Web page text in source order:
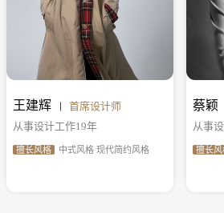
王建辉
首席设计师
从事设计工作19年
擅长风格 中式风格 现代简约风格
蔡颖
从事
擅长风